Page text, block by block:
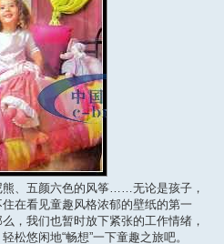
、五颜六色的风筝……无论是孩子，
在看见童趣风格浓郁的壁纸的第一
，我们也暂时放下紧张的工作情绪，
松悠闲地“畅想”一下童趣之旅吧。